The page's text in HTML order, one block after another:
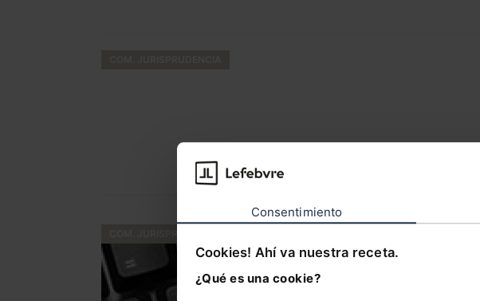
Consentimiento
Cookies! Ahí va nuestra receta.
¿Qué es una cookie?